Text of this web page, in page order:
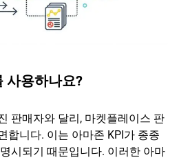
사용하나요?
판매자와 달리, 마켓플레이스 판
합니다. 이는 아마존 KPI가 종종
시되기 때문입니다. 이러한 아마